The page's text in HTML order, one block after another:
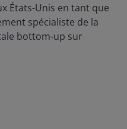
États-Unis en tant que
spécialiste de la
bottom-up sur